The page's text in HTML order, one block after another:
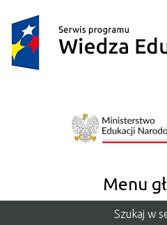
Menu
Szukaj w